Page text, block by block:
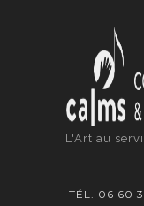
L'Art au
TÉL. 06 60